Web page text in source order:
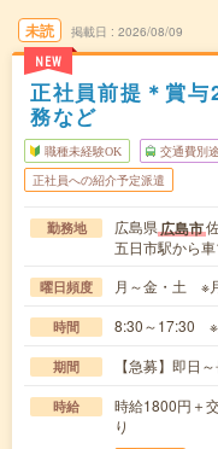
未読
NEW
掲載日 2026/08/09
正社員前提＊賞
務など
職種未経験OK 交通費別
正社員への紹介予定派遣
勤務地 広島県広島市
五日市駅から
曜日頻度 月～金・土 ※
時間 8:30～17:30 ※
期間 【急募】即日
時給
時給1800円＋
り